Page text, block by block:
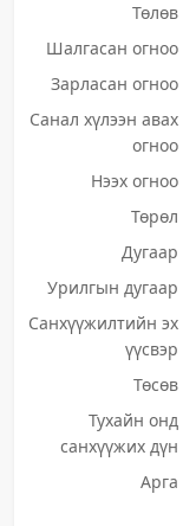
Төлөв
Шалгасан огноо
Зарласан огноо
Санал хүлээн авах
огноо
Нээх огноо
Төрөл
Дугаар
Урилгын дугаар
Санхүүжилтийн эх
үүсвэр
Төсөв
Тухайн онд
санхүүжих дүн
Арга